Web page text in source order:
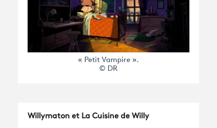
« Petit Vampire ».
© DR
​​​​​​Willymaton et La Cuisine de Willy